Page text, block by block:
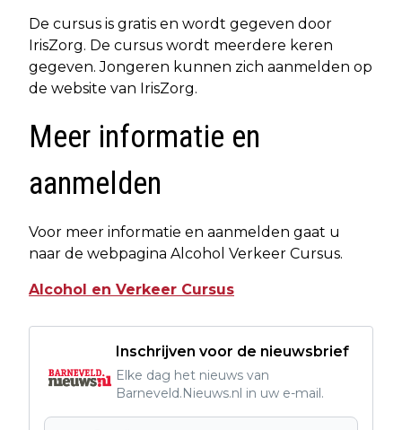
De cursus is gratis en wordt gegeven door
IrisZorg. De cursus wordt meerdere keren
gegeven. Jongeren kunnen zich aanmelden op
de website van IrisZorg.
Meer informatie en
aanmelden
Voor meer informatie en aanmelden gaat u
naar de webpagina Alcohol Verkeer Cursus.
Alcohol en Verkeer Cursus
Inschrijven voor de nieuwsbrief
Elke dag het nieuws van
Barneveld.Nieuws.nl in uw e-mail.